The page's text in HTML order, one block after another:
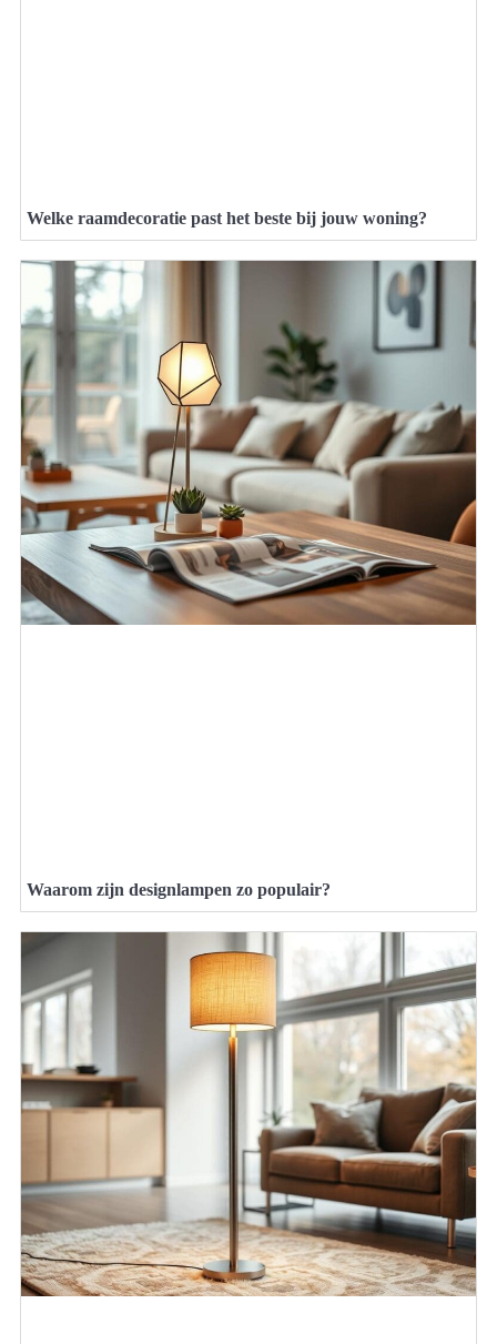
Welke raamdecoratie past het beste bij jouw woning?
Waarom zijn designlampen zo populair?